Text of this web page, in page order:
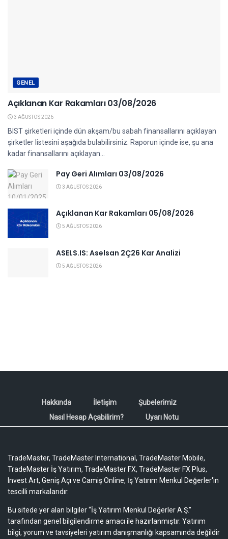
GENEL
Açıklanan Kar Rakamları 03/08/2026
3 AĞUSTOS 2026
BIST şirketleri içinde dün akşam/bu sabah finansallarını açıklayan
şirketler listesini aşağıda bulabilirsiniz. Raporun içinde ise, şu ana
kadar finansallarını açıklayan...
Pay Geri Alımları 03/08/2026
3 AĞUSTOS 2026
Açıklanan Kar Rakamları 05/08/2026
5 AĞUSTOS 2026
ASELS.IS: Aselsan 2Ç26 Kar Analizi
5 AĞUSTOS 2026
Hakkında İletişim
Şubelerimiz
Nasıl Hesap Açabilirim?
Uyarı Notu
TradeMaster, TradeMaster International, TradeMaster Mobile,
TradeMaster İş Yatırım, TradeMaster FX, TradeMaster FX Plus,
Invest Art, Geniş Açı ve Camiş Online, İş Yatırım Menkul Değerler'in
tescilli markalarıdır.
Bu sitede yer alan bilgiler “İş Yatırım Menkul Değerler A.Ş.”
tarafından genel bilgilendirme amacı ile hazırlanmıştır. Yatırım
bilgi, yorum ve tavsiyeleri yatırım danışmanlığı kapsamında değildir